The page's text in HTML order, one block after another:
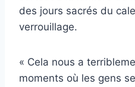
des jours sacrés du
verrouillage.
« Cela nous a
moments où les gens